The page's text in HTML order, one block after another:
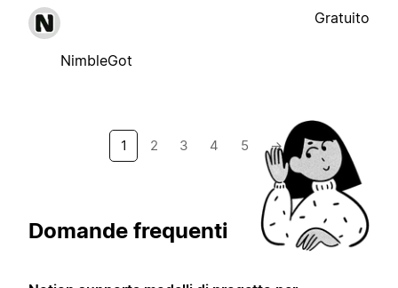
NimbleGot
Gratuito
1 2 3 4 5 →
Domande frequenti